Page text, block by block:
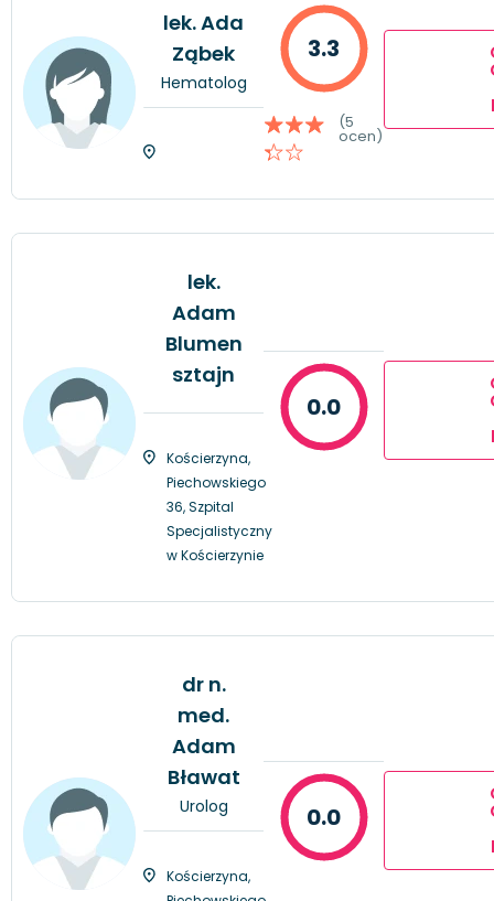
lek. Ada
Ząbek
Hematolog
3.3
(5
ocen)
lek.
Adam
Blumen
sztajn
Kościerzyna,
Piechowskiego
36, Szpital
Specjalistyczny
w Kościerzynie
0.0
dr n.
med.
Adam
Bławat
Urolog
Kościerzyna,
0.0